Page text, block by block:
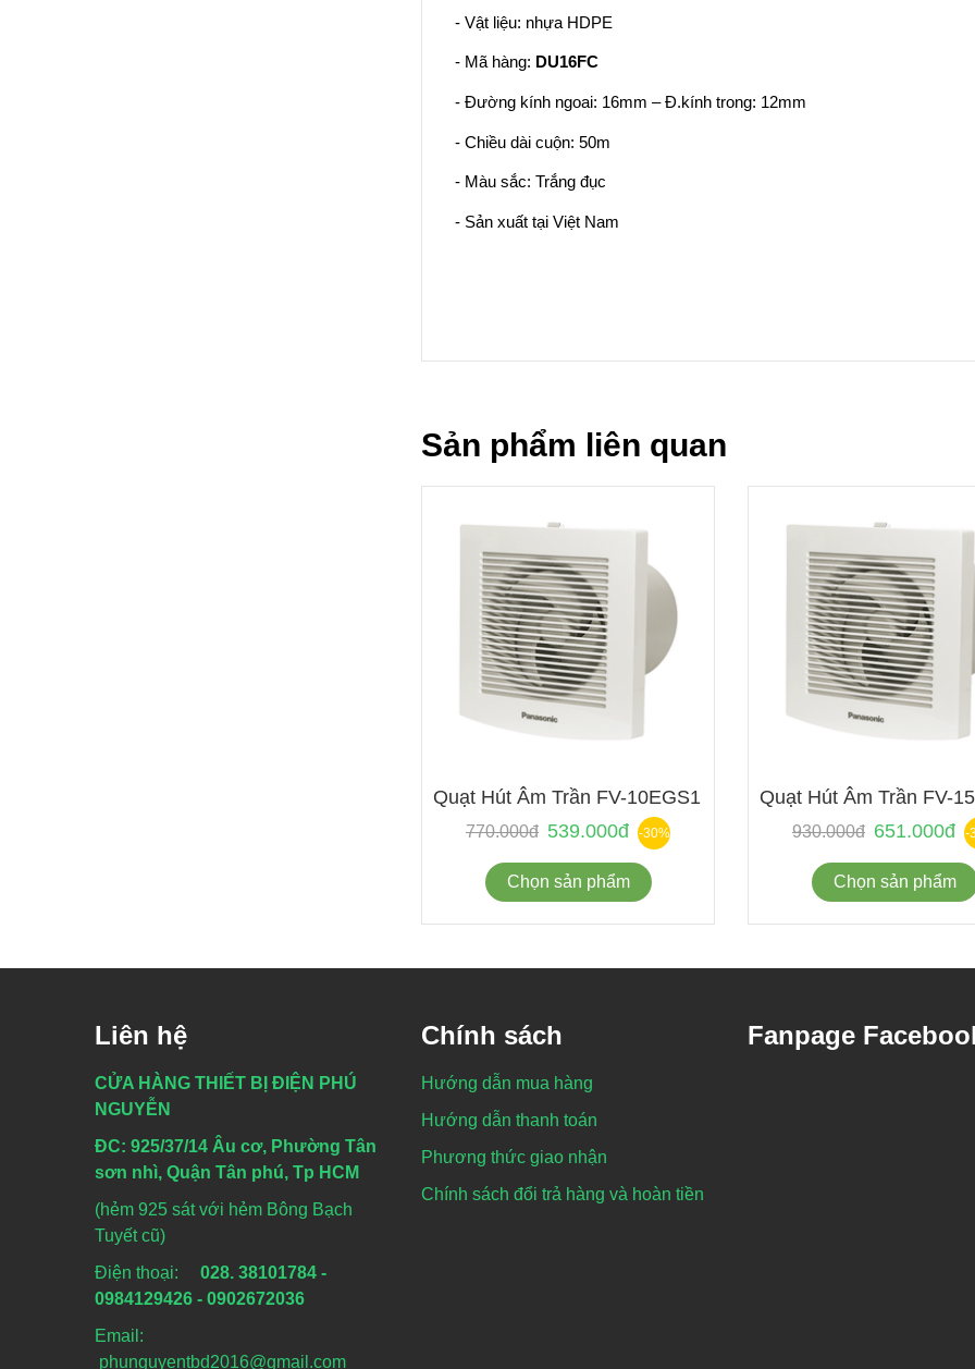
- Vật liệu: nhựa HDPE
- Mã hàng: DU16FC
- Đường kính ngoai: 16mm – Đ.kính trong: 12mm
- Chiều dài cuộn: 50m
- Màu sắc: Trắng đục
- Sản xuất tại Việt Nam
Sản phẩm liên quan
Quạt Hút Âm Trần FV-10EGS1 Panasonic
770.000đ 539.000đ -30%
Chọn sản phẩm
Quạt Hút Âm Trần FV-
930.000đ 651.000đ -
Chọn sản phẩm
Liên hệ
CỬA HÀNG THIẾT BỊ ĐIỆN PHÚ
NGUYỄN
ĐC: 925/37/14 Âu cơ, Phường Tân
sơn nhì, Quận Tân phú, Tp HCM
(hẻm 925 sát với hẻm Bông Bạch
Tuyết cũ)
Điện thoại: 028. 38101784 -
0984129426 - 0902672036
Email:
phunguyentbd2016@gmail.com
Chính sách
Hướng dẫn mua hàng
Hướng dẫn thanh toán
Phương thức giao nhận
Chính sách đổi trả hàng và hoàn tiền
Fanpage